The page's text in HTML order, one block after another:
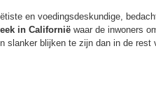
en voedingsdeskundige,
in Californië waar de inwoners
slanker blijken te zijn dan in de rest